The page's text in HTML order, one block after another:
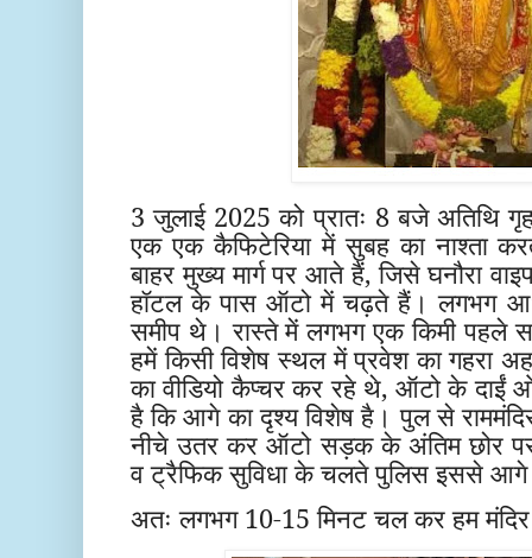
3 जुलाई 2025 को प्रातः 8 बजे अतिथि
एक एक कैफिटेरिया में सुबह का नाश्ता
बाहर मुख्य मार्ग पर आते हैं, जिसे घनौरा
हॉटल के पास ऑटो में चढ़ते हैं। लगभग
समीप थे। रास्ते में लगभग एक किमी पहले
हमें किसी विशेष स्थल में प्रवेश का गहरा
का वीडियो कैप्चर कर रहे थे, ऑटो के दाईं
है कि आगे का दृश्य विशेष है। पुल से
नीचे उतर कर ऑटो सड़क के अंतिम छोर पर
व ट्रैफिक सुविधा के चलते पुलिस इससे आगे
अतः लगभग 10-15 मिनट चल कर हम